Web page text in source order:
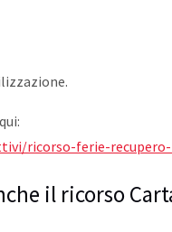
ricorso-ferie-
il ricorso